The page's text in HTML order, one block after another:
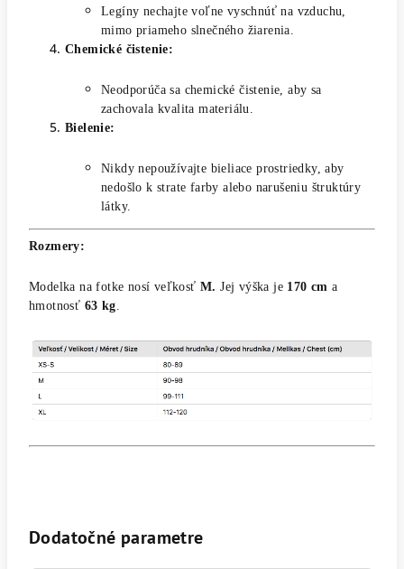
Legíny nechajte voľne vyschnúť na vzduchu,
mimo priameho slnečného žiarenia.
Chemické čistenie:
Neodporúča sa chemické čistenie, aby sa
zachovala kvalita materiálu.
Bielenie:
Nikdy nepoužívajte bieliace prostriedky, aby
nedošlo k strate farby alebo narušeniu štruktúry
látky.
Rozmery:
Modelka na fotke nosí veľkosť M. Jej výška je 170 cm a
hmotnosť 63 kg
Dodatočné parametre